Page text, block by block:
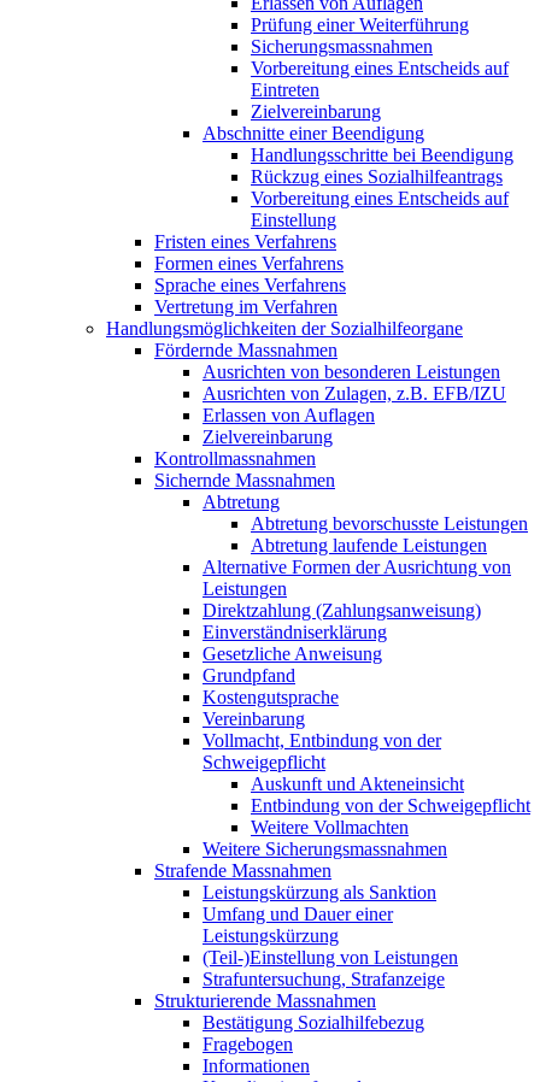
Prüfung einer Weiterführung
Sicherungsmassnahmen
Vorbereitung eines Entscheids auf
Eintreten
Zielvereinbarung
Abschnitte einer Beendigung
Handlungsschritte bei Beendigung
Rückzug eines Sozialhilfeantrags
Vorbereitung eines Entscheids auf
Einstellung
Fristen eines Verfahrens
Formen eines Verfahrens
Sprache eines Verfahrens
Vertretung im Verfahren
Handlungsmöglichkeiten der Sozialhilfeorgane
Fördernde Massnahmen
Ausrichten von besonderen Leistungen
Ausrichten von Zulagen, z.B. EFB/IZU
Erlassen von Auflagen
Zielvereinbarung
Kontrollmassnahmen
Sichernde Massnahmen
Abtretung
Abtretung bevorschusste Leistungen
Abtretung laufende Leistungen
Alternative Formen der Ausrichtung von
Leistungen
Direktzahlung (Zahlungsanweisung)
Einverständniserklärung
Gesetzliche Anweisung
Grundpfand
Kostengutsprache
Vereinbarung
Vollmacht, Entbindung von der
Schweigepflicht
Auskunft und Akteneinsicht
Entbindung von der Schweigepflicht
Weitere Vollmachten
Weitere Sicherungsmassnahmen
Strafende Massnahmen
Leistungskürzung als Sanktion
Umfang und Dauer einer
Leistungskürzung
(Teil-)Einstellung von Leistungen
Strafuntersuchung, Strafanzeige
Strukturierende Massnahmen
Bestätigung Sozialhilfebezug
Fragebogen
Informationen